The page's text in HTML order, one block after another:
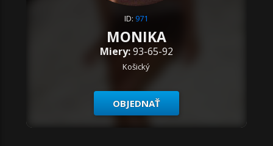
ID:971
MONIKA
Miery:93-65-92
Košický
OBJEDNAŤ